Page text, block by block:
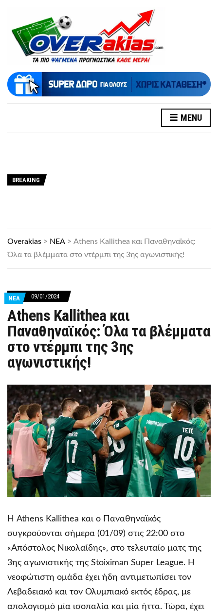
MENU
BREAKING
Overakias > ΝΕΑ > Athens Kallithea και Παναθηναϊκός:
Όλα τα βλέμματα στο ντέρμπι της 3ης αγωνιστικής!
ΝΕΑ 09/01/2024
Athens Kallithea και
Παναθηναϊκός: Όλα τα βλέμματα
στο ντέρμπι της 3ης
αγωνιστικής!
Η Athens Kallithea και ο Παναθηναϊκός
συγκρούονται σήμερα (01/09) στις 22:00 στο
«Απόστολος Νικολαΐδης», στο τελευταίο ματς της
3ης αγωνιστικής της Stoiximan Super League. Η
νεοφώτιστη ομάδα έχει ήδη αντιμετωπίσει τον
Λεβαδειακό και τον Ολυμπιακό εκτός έδρας, με
απολογισμό μία ισοπαλία και μία ήττα. Τώρα, έχει